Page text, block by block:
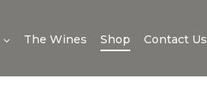
The Wines Shop Contact Us